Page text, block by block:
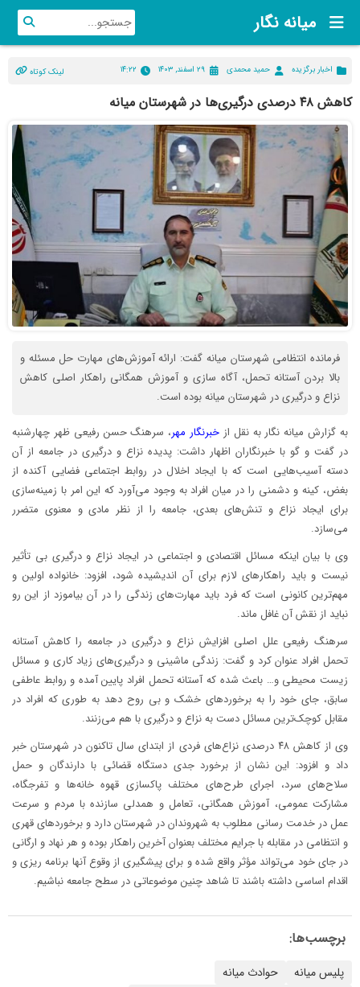
میانه نگار
اخبار برگزیده حمید محمدی ۲۹ اسفند, ۱۴۰۳ ۱۴:۲۲ لینک کوتاه
کاهش ۴۸ درصدی درگیری‌ها در شهرستان میانه
فرمانده انتظامی شهرستان میانه گفت: ارائه آموزش‌های مهارت حل مسئله و
بالا بردن آستانه تحمل، آگاه سازی و آموزش همگانی راهکار اصلی کاهش
نزاع و درگیری در شهرستان میانه بوده است.
به گزارش میانه نگار به نقل از خبرنگار مهر، سرهنگ حسن رفیعی ظهر چهارشنبه
در گفت و گو با خبرنگاران اظهار داشت: پدیده نزاع و درگیری در جامعه از آن
دسته آسیب‌هایی است که با ایجاد اخلال در روابط اجتماعی فضایی آکنده از
بغض، کینه و دشمنی را در میان افراد به وجود می‌آورد که این امر با زمینه‌سازی
برای ایجاد نزاع و تنش‌های بعدی‌، جامعه را از نظر مادی و معنوی متضرر
می‌سازد.
وی با بیان اینکه مسائل اقتصادی و اجتماعی در ایجاد نزاع و درگیری بی تأثیر
نیست و باید راهکارهای لازم برای آن اندیشیده شود، افزود: خانواده اولین و
مهم‌ترین کانونی است که فرد باید مهارت‌های زندگی را در آن بیاموزد از این رو
نباید از نقش آن غافل ماند.
سرهنگ رفیعی علل اصلی افزایش نزاع و درگیری در جامعه را کاهش آستانه
تحمل افراد عنوان کرد و گفت: زندگی ماشینی و درگیری‌های زیاد کاری و مسائل
زیست محیطی و… باعث شده که آستانه تحمل افراد پایین آمده و روابط عاطفی
سابق، جای خود را به برخوردهای خشک و بی روح دهد به طوری که افراد در
مقابل کوچک‌ترین مسائل دست به نزاع و درگیری با هم می‌زنند.
وی از کاهش ۴۸ درصدی نزاع‌های فردی از ابتدای سال تاکنون در شهرستان خبر
داد و افزود: این نشان از برخورد جدی دستگاه قضائی با دارندگان و حمل
سلاح‌های سرد، اجرای طرح‌های مختلف پاکسازی قهوه خانه‌ها و تفرجگاه،
مشارکت عمومی، آموزش همگانی، تعامل و همدلی سازنده با مردم و سرعت
عمل در خدمت رسانی مطلوب به شهروندان در شهرستان دارد و برخوردهای قهری
و انتظامی در مقابله با جرایم مختلف بعنوان آخرین راهکار بوده و هر نهاد و ارگانی
در جای خود می‌تواند مؤثر واقع شده و برای پیشگیری از وقوع آنها برنامه ریزی و
اقدام اساسی داشته باشند تا شاهد چنین موضوعاتی در سطح جامعه نباشیم.
برچسب‌ها:
پلیس میانه
حوادث میانه